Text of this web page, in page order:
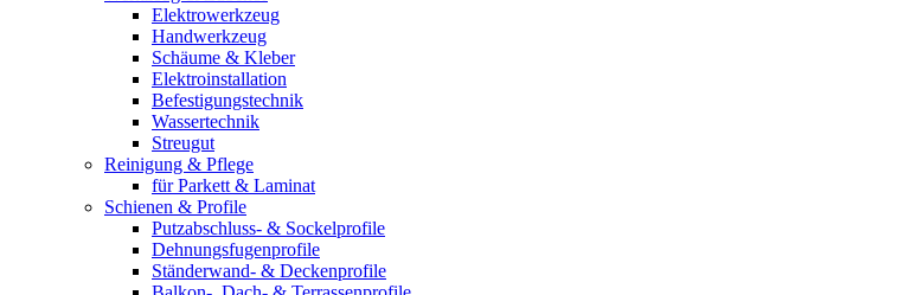
Elektrowerkzeug
Handwerkzeug
Schäume & Kleber
Elektroinstallation
Befestigungstechnik
Wassertechnik
Streugut
Reinigung & Pflege
für Parkett & Laminat
Schienen & Profile
Putzabschluss- & Sockelprofile
Dehnungsfugenprofile
Ständerwand- & Deckenprofile